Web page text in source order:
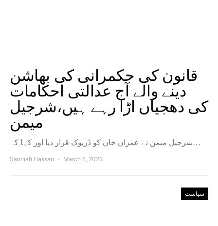
قانون کی حکمرانی کی بھاشن
دینے والے آج عدالتی احکامات
کی دھجیاں اڑا رہے ہیں،شرجیل
میمن
شرجیل میمن نے عمران خان کو ڈرپوک قرار دیا اور کہا کہ…
Sanniah Hassan March 5, 2023
سیاست